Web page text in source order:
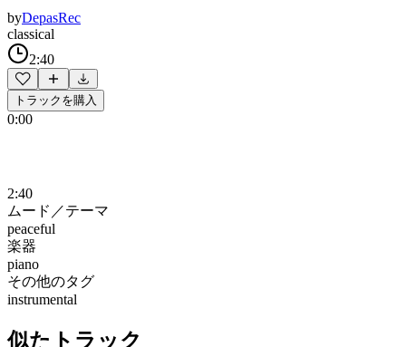
byDepasRec
classical
2:40
トラックを購入
0:00
2:40
ムード／テーマ
peaceful
楽器
piano
その他のタグ
instrumental
似たトラック